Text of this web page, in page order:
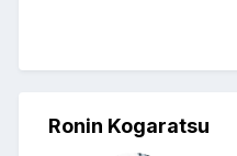
Ronin Kogaratsu